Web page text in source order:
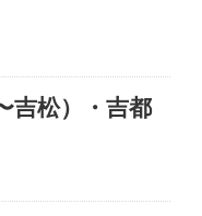
吉松）・吉都